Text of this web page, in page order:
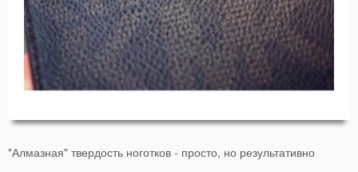
"Алмазная" твердость ноготков - просто, но результативно